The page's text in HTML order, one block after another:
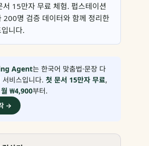
15만자 무료 체험. 펍스테이션
200명 검증 데이터와 함께 정리한
니다.
Agent는 한국어 맞춤법·문장 다
비스입니다. 첫 문서 15만자 무료,
월 ₩4,900부터.
→